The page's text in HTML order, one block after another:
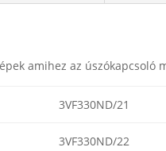
amihez az úszókapcsoló
3VF330ND/21
3VF330ND/22